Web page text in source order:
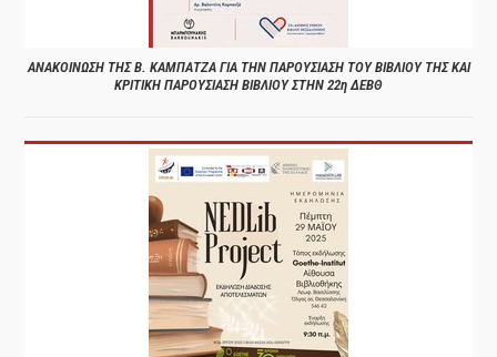
ΑΝΑΚΟΙΝΩΣΗ ΤΗΣ Β. ΚΑΜΠΑΤΖΑ ΓΙΑ ΤΗΝ ΠΑΡΟΥΣΙΑΣΗ ΤΟΥ ΒΙΒΛΙΟΥ ΤΗΣ ΚΑΙ
ΚΡΙΤΙΚΗ ΠΑΡΟΥΣΙΑΣΗ ΒΙΒΛΙΟΥ ΣΤΗΝ 22η ΔΕΒΘ